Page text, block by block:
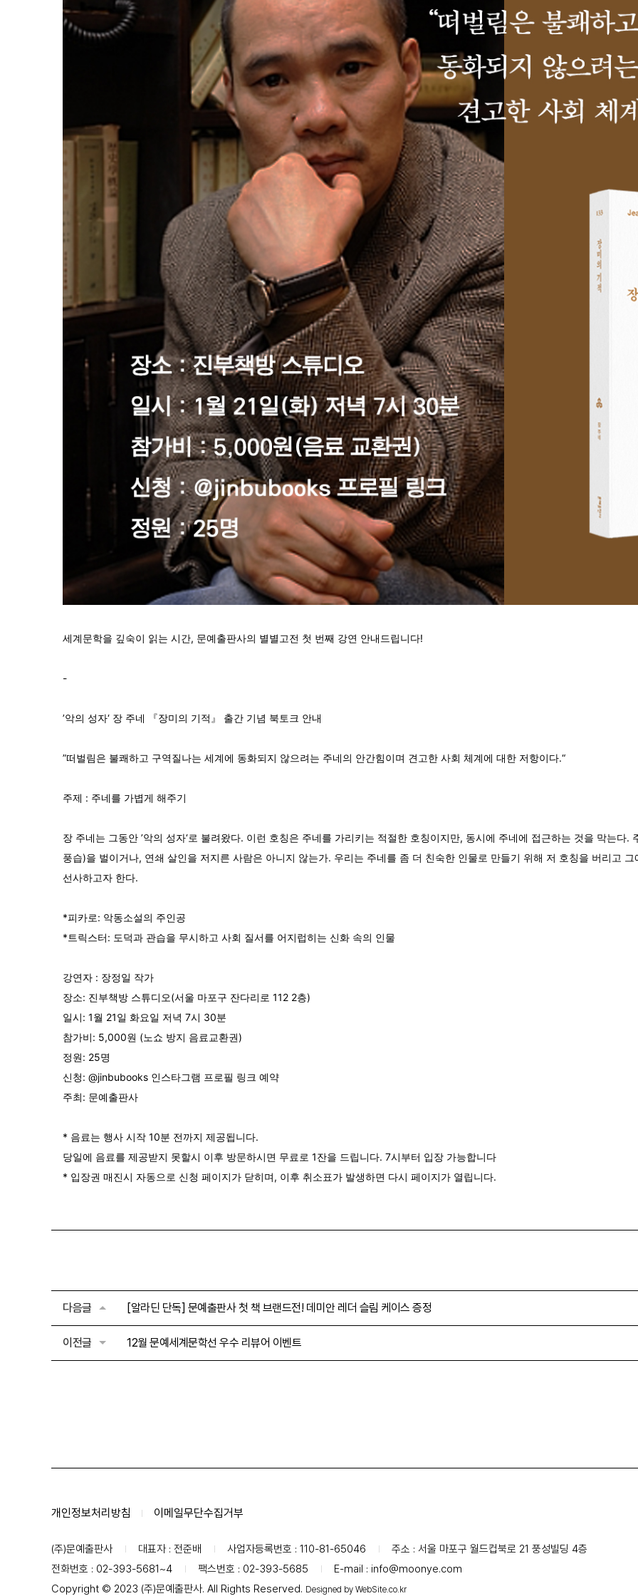
세계문학을 깊숙이 읽는 시간, 문예출판사의 별별고전 첫 번째 강연 안내드립니다!
-
’악의 성자‘ 장 주네 『장미의 기적』 출간 기념 북토크 안내
”떠벌림은 불쾌하고 구역질나는 세계에 동화되지 않으려는 주네의 안간힘이며 견고한 사회 체계에 대한 저항이다.“
주제 : 주네를 가볍게 해주기
장 주네는 그동안 ’악의 성자‘로 불려왔다. 이런 호칭은 주네를 가리키는 적절한 호칭이지만, 동시에 주네에 접근하는 것을 막는다
풍습)을 벌이거나, 연쇄 살인을 저지른 사람은 아니지 않는가. 우리는 주네를 좀 더 친숙한 인물로 만들기 위해 저 호칭을 버리고 그
선사하고자 한다.
*피카로: 악동소설의 주인공
*트릭스터: 도덕과 관습을 무시하고 사회 질서를 어지럽히는 신화 속의 인물
강연자 : 장정일 작가
장소: 진부책방 스튜디오(서울 마포구 잔다리로 112 2층)
일시: 1월 21일 화요일 저녁 7시 30분
참가비: 5,000원 (노쇼 방지 음료교환권)
정원: 25명
신청: @jinbubooks 인스타그램 프로필 링크 예약
주최: 문예출판사
* 음료는 행사 시작 10분 전까지 제공됩니다.
당일에 음료를 제공받지 못할시 이후 방문하시면 무료로 1잔을 드립니다. 7시부터 입장 가능합니다
* 입장권 매진시 자동으로 신청 페이지가 닫히며, 이후 취소표가 발생하면 다시 페이지가 열립니다.
다음글 [알라딘 단독] 문예출판사 첫 책 브랜드전! 데미안 레더 슬림 케이스 증정
이전글 12월 문예세계문학선 우수 리뷰어 이벤트
개인정보처리방침 이메일무단수집거부
(주)문예출판사 대표자 : 전준배 사업자등록번호 : 110-81-65046
주소 : 서울 마포구 월드컵북로 21 풍성빌딩 4층
전화번호 : 02-393-5681~4
팩스번호 : 02-393-5685 E-mail : info@moonye.com
Copyright © 2023 (주)문예출판사. All Rights Reserved. Designed by WebSite.co.kr